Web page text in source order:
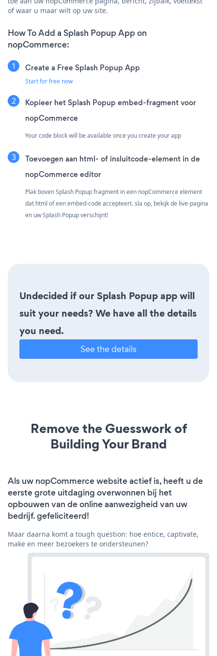
of waar u maar wilt op uw site.
How To Add a Splash Popup App on
nopCommerce:
Create a Free Splash Popup App
Start for free now
Kopieer het Splash Popup embed-fragment voor
nopCommerce
Your code block will be available once you create your app
Toevoegen aan html- of insluitcode-element in de
nopCommerce editor
Plak boven Splash Popup fragment in een nopCommerce element
dat html of een embed-code accepteert. sla op, bekijk de live-pagina
en uw Splash Popup verschijnt!
Undecided if our Splash Popup app will
suit your needs? We have all the details
you need.
See the details
Remove the Guesswork of
Building Your Brand
Als uw nopCommerce website actief is, heeft u de
eerste grote uitdaging overwonnen bij het
opbouwen van de online aanwezigheid van uw
bedrijf. gefeliciteerd!
Maar daarna komt a tough question: hoe entice, captivate,
make en meer bezoekers te ondersteunen?